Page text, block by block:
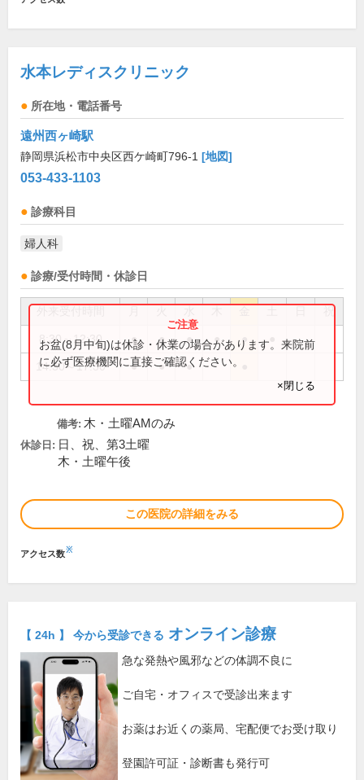
水本レディスクリニック
所在地・電話番号
遠州西ヶ崎駅
静岡県浜松市中央区西ケ崎町796-1 [地図]
053-433-1103
診療科目
婦人科
診療/受付時間・休診日
祝
8:30～12:30 ● ● ● ● ●
14:30～17:30 ● ● ●
お盆(8月中旬)は休診・休業の場合があります。来院前
に必ず医療機関に直接ご確認ください。
×閉じる
備考: 木・土曜AMのみ
休診日: 日、祝、第3土曜
木・土曜午後
この医院の詳細をみる
アクセス数※
【 24h 】 今から受診できる オンライン診療
急な発熱や風邪などの体調不良に
ご自宅・オフィスで受診出来ます
お薬はお近くの薬局、宅配便でお受け取り
登園許可証・診断書も発行可